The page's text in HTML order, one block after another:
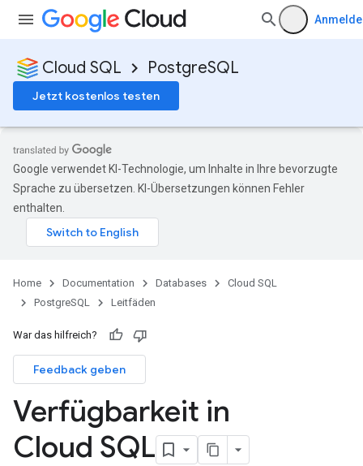
Cloud SQL PostgreSQL
Jetzt kostenlos testen
Google verwendet KI-Technologie, um Inhalte in Ihre bevorzugte
Sprache zu übersetzen. KI-Übersetzungen können Fehler
enthalten.
Home Documentation Databases
Cloud SQL
PostgreSQL
Leitfäden
War das hilfreich?
Feedback geben
Verfügbarkeit in
Cloud SQL